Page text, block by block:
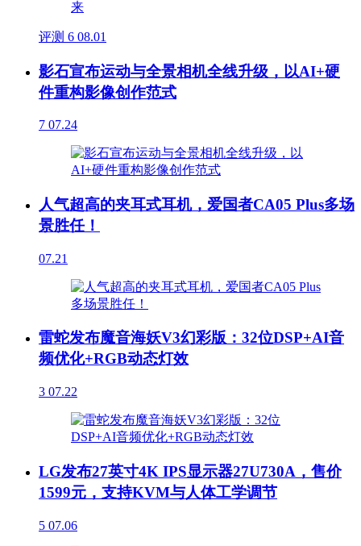
评测 6 08.01
影石宣布运动与全景相机全线升级，以AI+硬
件重构影像创作范式
7 07.24
人气超高的夹耳式耳机，爱国者CA05 Plus多场
景胜任！
07.21
雷蛇发布魔音海妖V3幻彩版：32位DSP+AI音
频优化+RGB动态灯效
3 07.22
LG发布27英寸4K IPS显示器27U730A，售价
1599元，支持KVM与人体工学调节
5 07.06